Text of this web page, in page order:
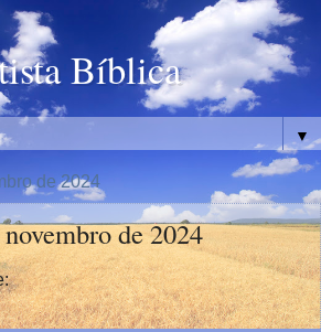
Bíblica
▼
de 2024
de 2024